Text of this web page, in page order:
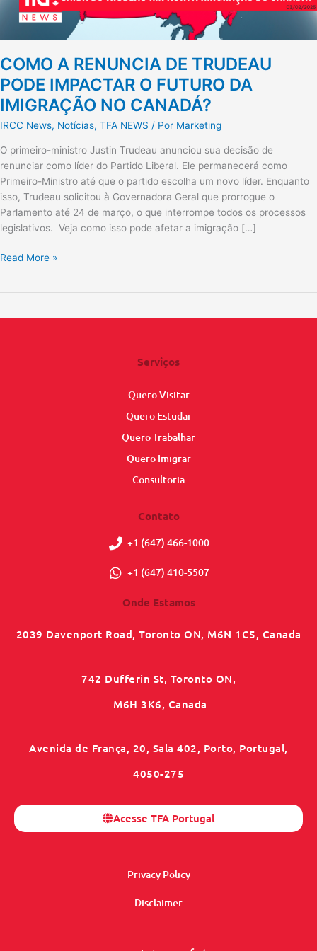
COMO A RENUNCIA DE TRUDEAU
PODE IMPACTAR O FUTURO DA
IMIGRAÇÃO NO CANADÁ?
IRCC News, Notícias, TFA NEWS / Por Marketing
O primeiro-ministro Justin Trudeau anunciou sua decisão de
renunciar como líder do Partido Liberal. Ele permanecerá como
Primeiro-Ministro até que o partido escolha um novo líder. Enquanto
isso, Trudeau solicitou à Governadora Geral que prorrogue o
Parlamento até 24 de março, o que interrompe todos os processos
legislativos. Veja como isso pode afetar a imigração […]
IMIGRAÇÃO
CANADÁ?
Read More »
Serviços
Quero Visitar
Quero Estudar
Quero Trabalhar
Quero Imigrar
Consultoria
Contato
+1 (647) 466-1000
+1 (647) 410-5507
Onde Estamos
2039 Davenport Road, Toronto ON, M6N 1C5, Canada
742 Dufferin St, Toronto ON,
M6H 3K6, Canada
Avenida de França, 20, Sala 402, Porto, Portugal,
4050-275
Acesse TFA Portugal
Privacy Policy
Disclaimer